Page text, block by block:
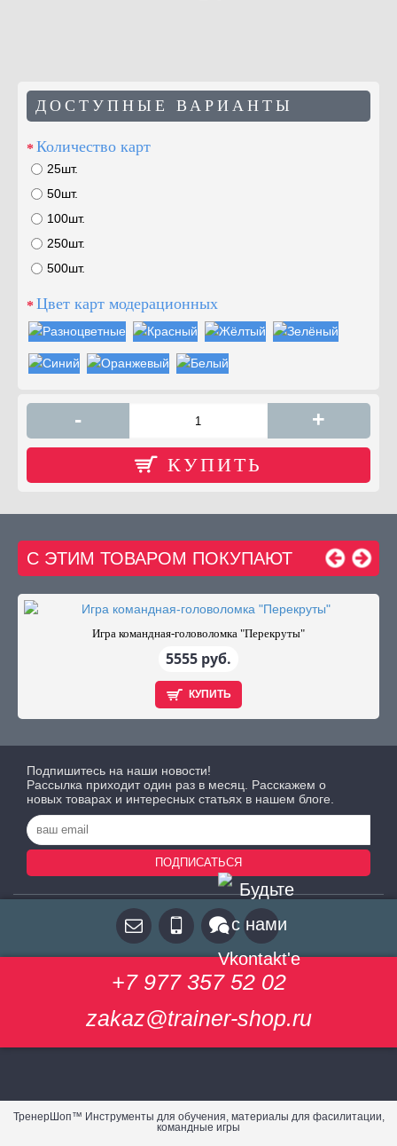
ДОСТУПНЫЕ ВАРИАНТЫ
Количество карт
25шт.
50шт.
100шт.
250шт.
500шт.
Цвет карт модерационных
- +
КУПИТЬ
С ЭТИМ ТОВАРОМ ПОКУПАЮТ
Игра командная-головоломка "Перекруты"
5555 руб.
КУПИТЬ
Подпишитесь на наши новости!
Рассылка приходит один раз в месяц. Расскажем о
новых товарах и интересных статьях в нашем блоге.
ПОДПИСАТЬСЯ
+7 977 357 52 02
zakaz@trainer-shop.ru
ТренерШоп™ Инструменты для обучения, материалы для фасилитации,
командные игры